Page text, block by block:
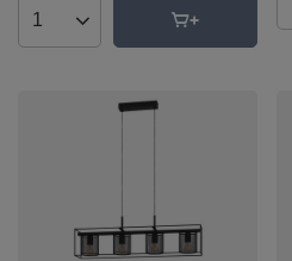
Ilość produktów